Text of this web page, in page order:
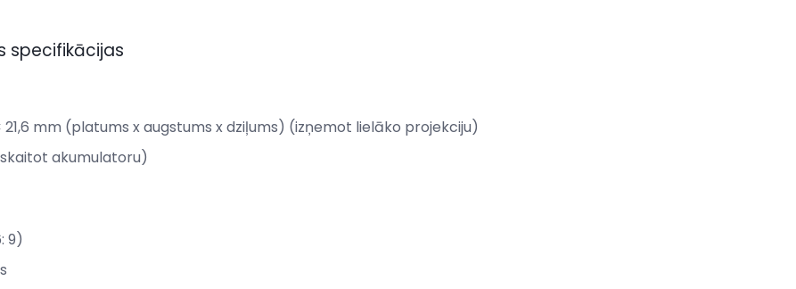
specifikācijas
21,6 mm (platums x augstums x dziļums) (izņemot lielāko projekciju)
akumulatoru)
9)